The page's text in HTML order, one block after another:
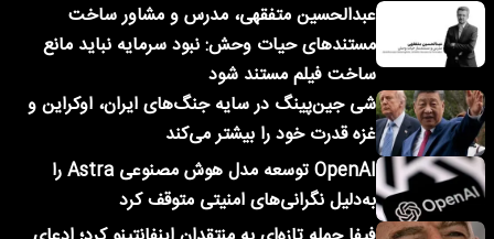
عبدالحسین متفقهی، مدرس و مشاور ساخت
مستندهای حیات وحش: نبود سرمایه نباید مانع
ساخت فیلم مستند شود
شی جین‌پینگ در سایه جنگ‌های ایران، اوکراین و
غزه قدرت خود را بیشتر می‌کند
OpenAI توسعه مدل هوش مصنوعی Astra را
به‌دلیل نگرانی‌های امنیتی متوقف کرد